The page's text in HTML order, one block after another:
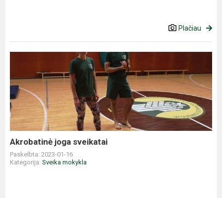
Plačiau
sveikatai
Akrobatinė joga sveikatai
Paskelbta: 2023-01-16
Kategorija: Sveika mokykla